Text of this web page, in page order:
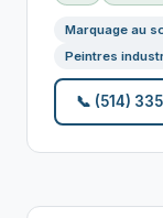
Marquage au
Peintres
📞 (514)